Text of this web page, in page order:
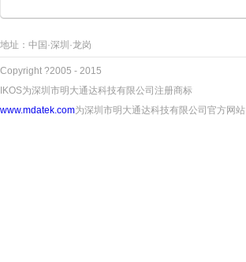
Copyright ?2005 - 2015
IKOS为深圳市明大通达科技有限公司注册商标
www.mdatek.com为深圳市明大通达科技有限公司官方网站
地址：中国·深圳·龙岗